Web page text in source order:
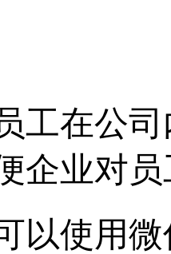
工在公
企业对
以使用